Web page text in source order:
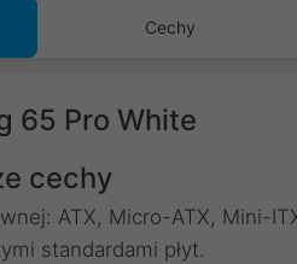
Cechy
65 Pro White
cechy
ATX, Micro-ATX, Mini-
standardami płyt.